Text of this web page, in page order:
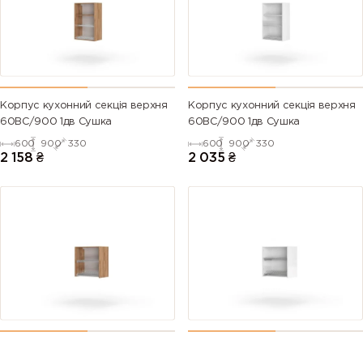
Корпус кухонний секцiя верхня
60ВС/900 1дв Сушка
600 900 330
2 158 ₴
Корпус кухонний секцiя верхня
60ВС/900 1дв Сушка
600 900 330
2 035 ₴